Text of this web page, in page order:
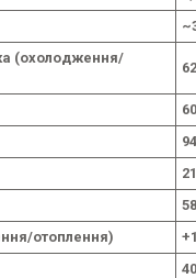
(охолодження/
отоплення)